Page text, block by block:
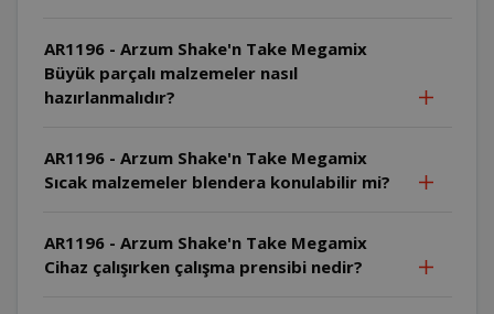
AR1196 - Arzum Shake'n Take Megamix
Büyük parçalı malzemeler nasıl
hazırlanmalıdır?
AR1196 - Arzum Shake'n Take Megamix
Sıcak malzemeler blendera konulabilir mi?
AR1196 - Arzum Shake'n Take Megamix
Cihaz çalışırken çalışma prensibi nedir?